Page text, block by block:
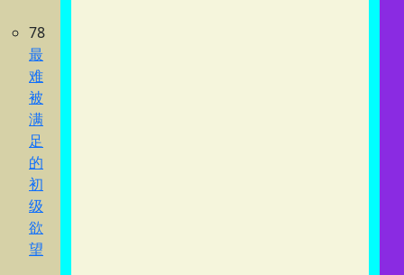
78
最
难
被
满
足
的
初
级
欲
望